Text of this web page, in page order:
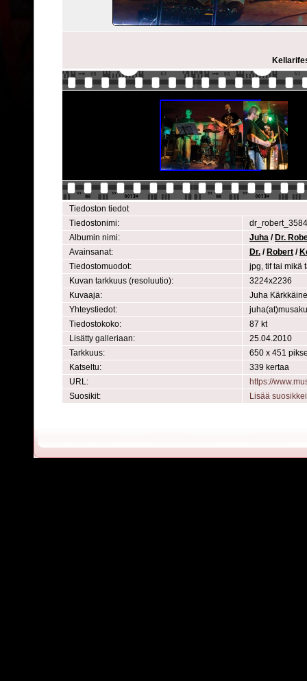
Tiedoston tiedot
Tiedostonimi:
Albumin nimi:
Juha / Dr.
Avainsanat:
Dr. / Robert /
Tiedostomuodot:
jpg, tif tai mikä
Kuvan tarkkuus (resoluutio):
3224x2236
Kuvaaja:
Juha
Yhteystiedot:
Tiedostokoko:
87 kt
Lisätty galleriaan:
25.04.2010
Tarkkuus:
650 x 451
Katseltu:
339 kertaa
URL:
https://
Suosikit:
Lisää